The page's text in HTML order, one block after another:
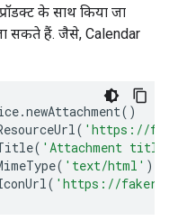
के साथ किया जा
सकते हैं. जैसे, Calendar
.newAttachment()
( 'https://
( 'Attachment
( 'text/html' )
( 'https://